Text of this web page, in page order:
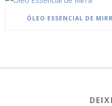
ÓLEO ESSENCIAL DE